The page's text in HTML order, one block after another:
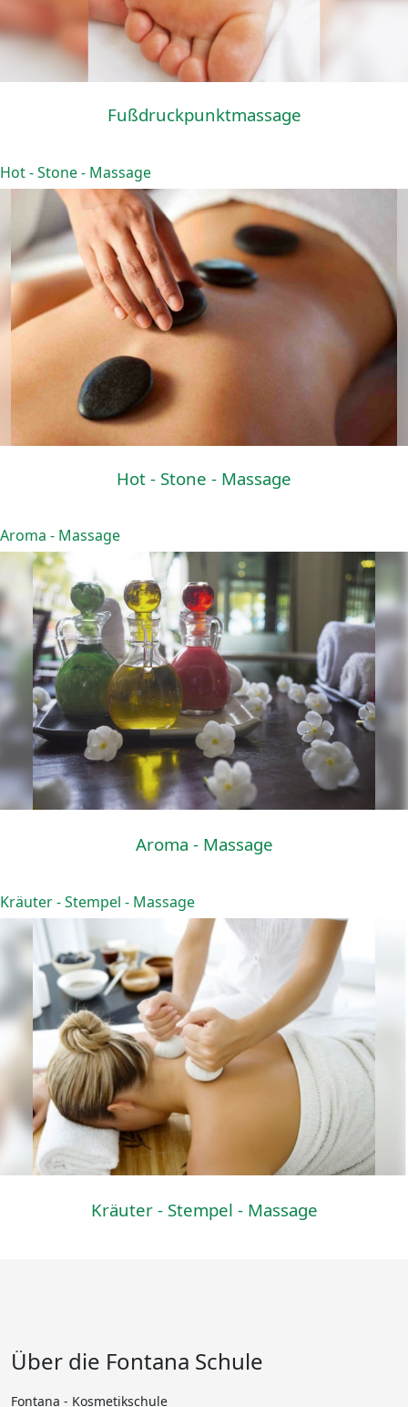
Fußdruckpunktmassage
Hot - Stone - Massage
Hot - Stone - Massage
Aroma - Massage
Aroma - Massage
Kräuter - Stempel - Massage
Kräuter - Stempel - Massage
Über die Fontana Schule
Fontana - Kosmetikschule